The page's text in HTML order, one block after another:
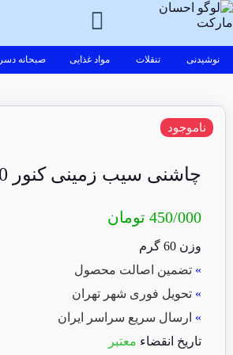
نوشیدنی تنقلات مواد غذایی صبحانه دسر
چاشنی سیب زمینی کنور 60 گرم
450/000 تومان
وزن 60 گرم
» تضمین اصالت محصول
» تحویل فوری شهر تهران
» ارسال سریع سراسر ایران
تاریخ انقضاء معتبر
ناموجود